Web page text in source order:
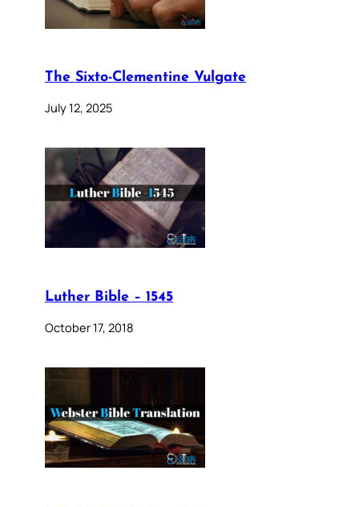
The Sixto-Clementine Vulgate
July 12, 2025
Luther Bible – 1545
October 17, 2018